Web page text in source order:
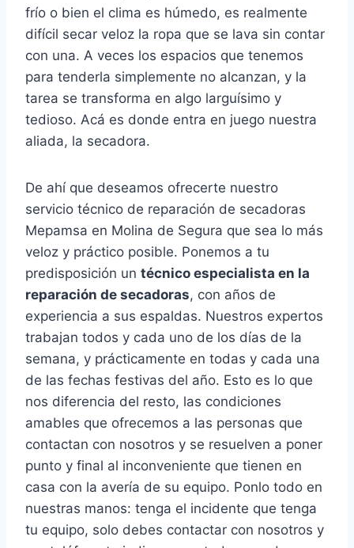
frío o bien el clima es húmedo, es realmente
difícil secar veloz la ropa que se lava sin contar
con una. A veces los espacios que tenemos
para tenderla simplemente no alcanzan, y la
tarea se transforma en algo larguísimo y
tedioso. Acá es donde entra en juego nuestra
aliada, la secadora.
De ahí que deseamos ofrecerte nuestro
servicio técnico de reparación de secadoras
Mepamsa en Molina de Segura que sea lo más
veloz y práctico posible. Ponemos a tu
predisposición un técnico especialista en la
reparación de secadoras, con años de
experiencia a sus espaldas. Nuestros expertos
trabajan todos y cada uno de los días de la
semana, y prácticamente en todas y cada una
de las fechas festivas del año. Esto es lo que
nos diferencia del resto, las condiciones
amables que ofrecemos a las personas que
contactan con nosotros y se resuelven a poner
punto y final al inconveniente que tienen en
casa con la avería de su equipo. Ponlo todo en
nuestras manos: tenga el incidente que tenga
tu equipo, solo debes contactar con nosotros y